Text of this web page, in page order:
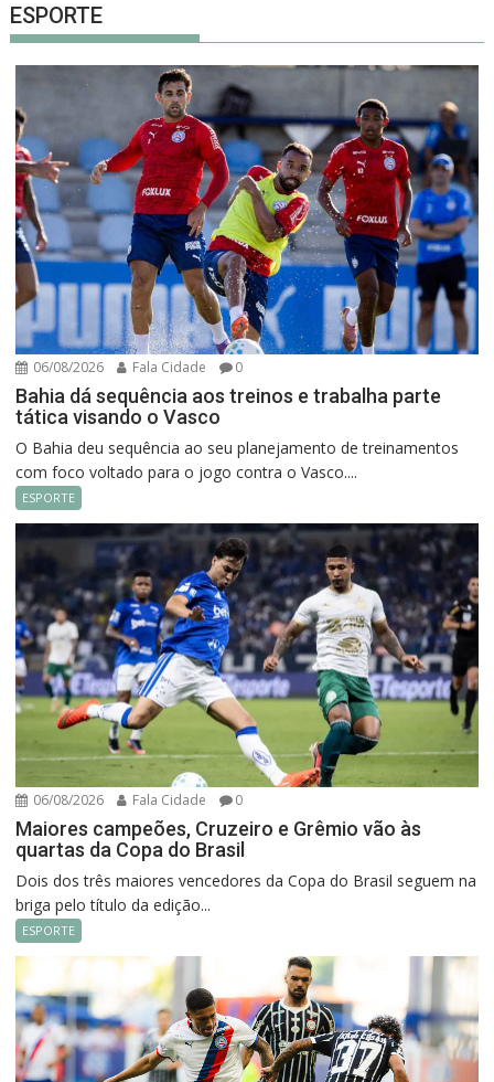
ESPORTE
06/08/2026 Fala Cidade 0
Bahia dá sequência aos treinos e trabalha parte
tática visando o Vasco
O Bahia deu sequência ao seu planejamento de treinamentos
com foco voltado para o jogo contra o Vasco....
ESPORTE
06/08/2026 Fala Cidade 0
Maiores campeões, Cruzeiro e Grêmio vão às
quartas da Copa do Brasil
Dois dos três maiores vencedores da Copa do Brasil seguem na
briga pelo título da edição...
ESPORTE